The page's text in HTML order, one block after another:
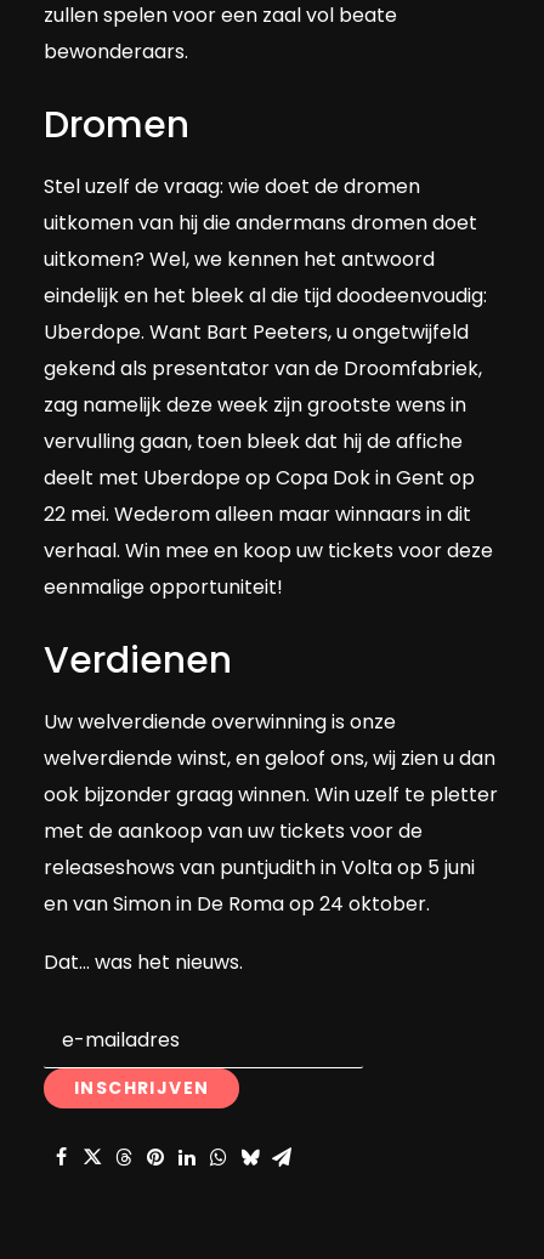
zullen spelen voor een zaal vol beate
bewonderaars.
Dromen
Stel uzelf de vraag: wie doet de dromen
uitkomen van hij die andermans dromen doet
uitkomen? Wel, we kennen het antwoord
eindelijk en het bleek al die tijd doodeenvoudig:
Uberdope. Want Bart Peeters, u ongetwijfeld
gekend als presentator van de Droomfabriek,
zag namelijk deze week zijn grootste wens in
vervulling gaan, toen bleek dat hij de affiche
deelt met Uberdope op Copa Dok in Gent op
22 mei. Wederom alleen maar winnaars in dit
verhaal. Win mee en koop uw tickets voor deze
eenmalige opportuniteit!
Verdienen
Uw welverdiende overwinning is onze
welverdiende winst, en geloof ons, wij zien u dan
ook bijzonder graag winnen. Win uzelf te pletter
met de aankoop van uw tickets voor de
releaseshows van puntjudith in Volta op 5 juni
en van Simon in De Roma op 24 oktober.
Dat… was het nieuws.